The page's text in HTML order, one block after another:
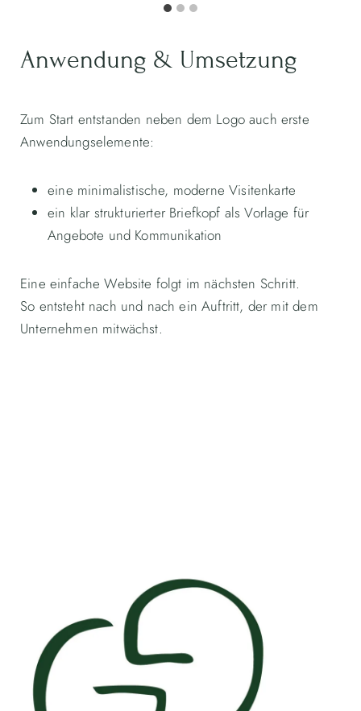
Anwendung & Umsetzung
Zum Start entstanden neben dem Logo auch erste
Anwendungselemente:
eine minimalistische, moderne Visitenkarte
ein klar strukturierter Briefkopf als Vorlage für
Angebote und Kommunikation
Eine einfache Website folgt im nächsten Schritt.
So entsteht nach und nach ein Auftritt, der mit dem
Unternehmen mitwächst.